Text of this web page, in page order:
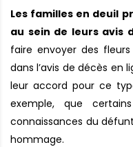
Les familles en deuil
au sein de leurs avis
faire envoyer des
dans l’avis de décès en
leur accord pour ce
exemple, que
connaissances du
hommage.